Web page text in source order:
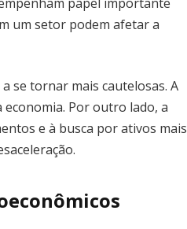
um setor podem afetar a
se tornar mais cautelosas. A
Por outro lado, a
e à busca por ativos mais